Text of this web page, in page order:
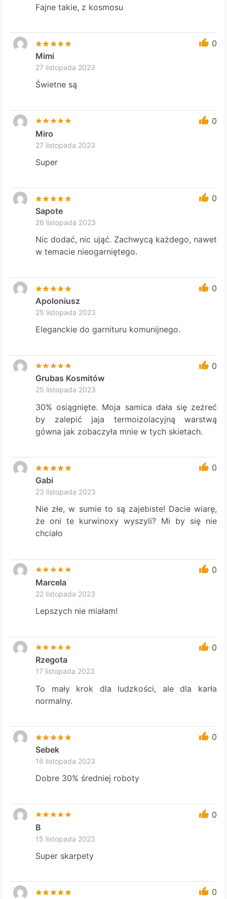
Fajne takie, z kosmosu
0
Mimi
27 listopada 2023
Świetne są
0
Miro
27 listopada 2023
Super
0
Sapote
26 listopada 2023
Nic dodać, nic ująć. Zachwycą każdego, nawet
w temacie nieogarniętego.
0
Apoloniusz
25 listopada 2023
Eleganckie do garnituru komunijnego.
0
Grubas Kosmitów
25 listopada 2023
30% osiągnięte. Moja samica dała się zeżreć
by zalepić jaja termoizolacyjną warstwą
gówna jak zobaczyła mnie w tych skietach.
0
Gabi
23 listopada 2023
Nie złe, w sumie to są zajebiste! Dacie wiarę,
że oni te kurwinoxy wyszyli? Mi by się nie
chciało
0
Marcela
22 listopada 2023
Lepszych nie miałam!
0
Rzegota
17 listopada 2023
To mały krok dla ludzkości, ale dla karła
normalny.
0
Sebek
16 listopada 2023
Dobre 30% średniej roboty
0
B
15 listopada 2023
Super skarpety
0